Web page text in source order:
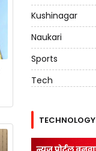
Kushinagar
Naukari
Sports
Tech
TECHNOLOGY